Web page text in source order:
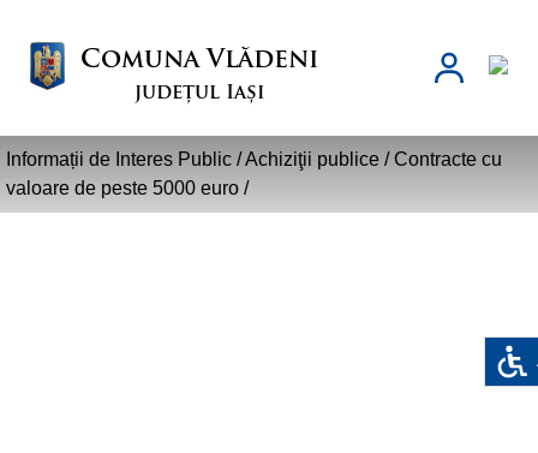
Comuna Vlădeni
județul Iași
Informații de Interes Public /Achiziţii publice/Contracte cu
valoare de peste 5000 euro/